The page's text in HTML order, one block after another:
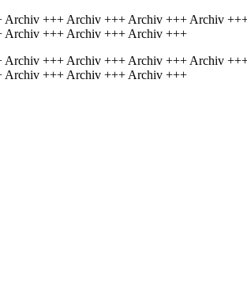
+++ Archiv +++ Archiv +++ Archiv
+++ Archiv +++ Archiv +++
+++ Archiv +++ Archiv +++ Archiv
+++ Archiv +++ Archiv +++